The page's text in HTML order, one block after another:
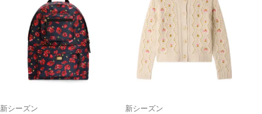
新シーズン 新シーズン